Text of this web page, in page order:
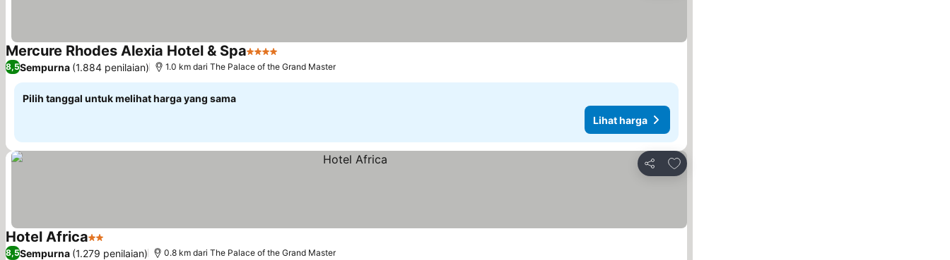
Mercure Rhodes Alexia Hotel & Spa4 Bintang
8,5Sempurna (1.884 penilaian) 1.0 km dari The Palace of the Grand Master
Pilih tanggal untuk melihat harga yang sama
Lihat harga
Bagikan
Tambahkan ke favorit
Hotel Africa2 BintangLihat harga
8,5Sempurna (1.279 penilaian) 0.8 km dari The Palace of the Grand Master